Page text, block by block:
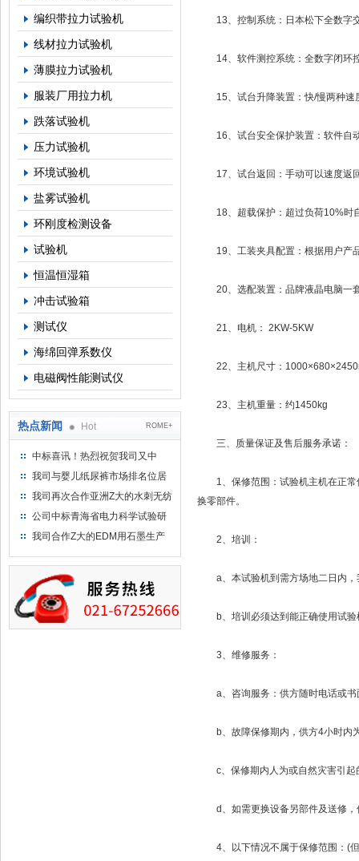
编织带拉力试验机
线材拉力试验机
薄膜拉力试验机
服装厂用拉力机
跌落试验机
压力试验机
环境试验机
盐雾试验机
环刚度检测设备
试验机
恒温恒湿箱
冲击试验箱
测试仪
海绵回弹系数仪
电磁阀性能测试仪
热点新闻 Hot ROME+
中标喜讯！热烈祝贺我司又中
标！
我司与婴儿纸尿裤市场排名位居
名的全日美实业合作成功！
我司再次合作亚洲Z大的水刺无纺
布供应商-南六企业！
公司中标青海省电力科学试验研
究院！
我司合作Z大的EDM用石墨生产
13、控制系统：日本松下全数字
14、软件测控系统：全数字闭环控
15、试台升降装置：快/慢两种速
16、试台安全保护装置：软件自
17、试台返回：手动可以速度返
18、超载保护：超过负荷10%时
19、工装夹具配置：根据用户产
20、选配装置：品牌液晶电脑一
21、电机： 2KW-5KW
22、主机尺寸：
23、主机重量：约1450kg
三、质量保证及售后服务承诺：
1、保修范围：试验机主机在正常
换零部件。
2、培训：
a、本试验机到需方场地二日内，
b、培训必须达到能正确使用试验
3、维修服务：
a、咨询服务：供方随时电话或书
b、故障保修期内，供方4小时内
c、保修期内人为或自然灾害引起
d、如需更换设备另部件及送修，
4、以下情况不属于保修范围：(但